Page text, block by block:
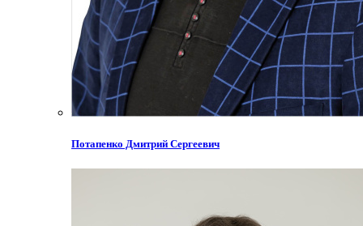
Потапенко Дмитрий Сергеевич